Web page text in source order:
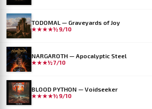
TODOMAL — Graveyards of Joy
★★★★½ 9/10
NARGAROTH — Apocalyptic Steel
★★★½7/10
BLOOD PYTHON — Voidseeker
★★★★½ 9/10